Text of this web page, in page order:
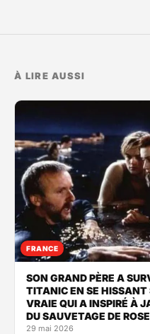
À LIRE AUSSI
FRANCE
SON GRAND PÈRE A
TITANIC EN SE HISSANT
VRAIE QUI A INSPIRÉ À
DU SAUVETAGE DE ROSE
29 mai 2026